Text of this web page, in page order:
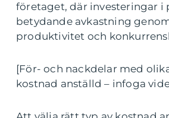
företaget, där investeringar i
betydande avkastning
produktivitet och
[För- och nackdelar med
kostnad anställd – infoga